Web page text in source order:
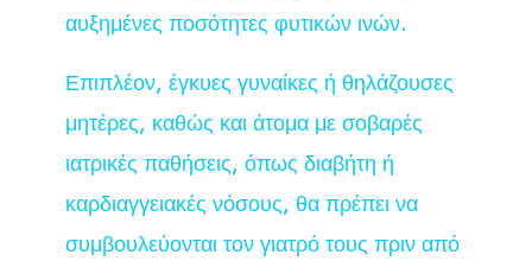
αυξημένες ποσότητες φυτικών ινών.
Επιπλέον, έγκυες γυναίκες ή θηλάζουσες
μητέρες, καθώς και άτομα με σοβαρές
ιατρικές παθήσεις, όπως διαβήτη ή
καρδιαγγειακές νόσους, θα πρέπει να
συμβουλεύονται τον γιατρό τους πριν από